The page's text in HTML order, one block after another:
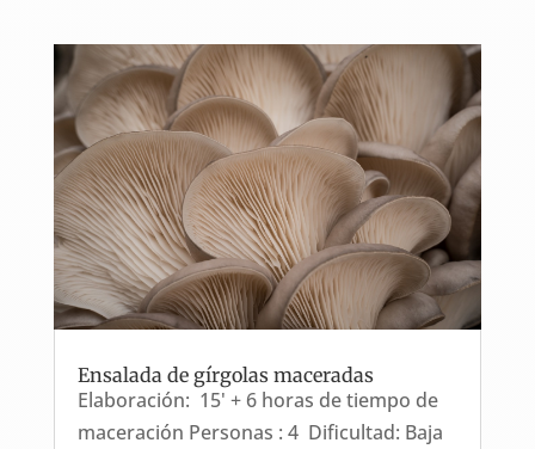
Ensalada de gírgolas maceradas
Elaboración: 15' + 6 horas de tiempo de
maceración Personas : 4 Dificultad: Baja